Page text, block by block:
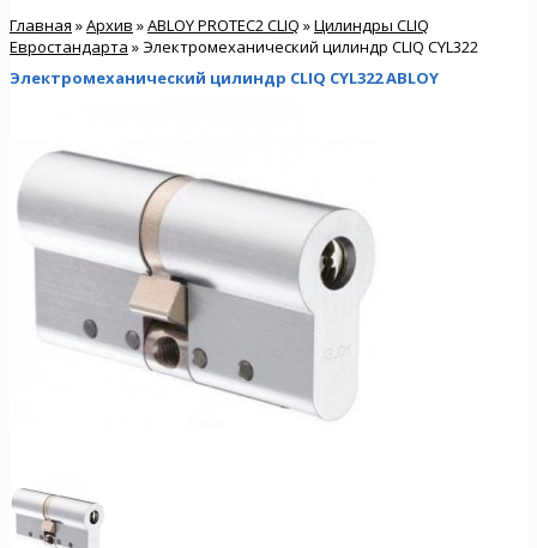
Главная »Архив »ABLOY PROTEC2 CLIQ »Цилиндры CLIQ
Евростандарта » Электромеханический цилиндр CLIQ CYL322
Электромеханический цилиндр CLIQ CYL322 ABLOY